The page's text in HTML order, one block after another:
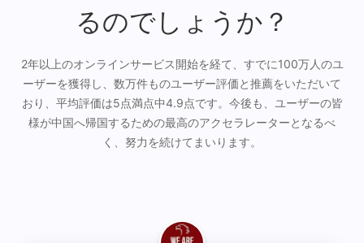
るのでしょうか？
2年以上のオンラインサービス開始を経て、すでに100万人のユ
ーザーを獲得し、数万件ものユーザー評価と推薦をいただいて
おり、平均評価は5点満点中4.9点です。今後も、ユーザーの皆
様が中国へ帰国するための最高のアクセラレーターとなるべ
く、努力を続けてまいります。